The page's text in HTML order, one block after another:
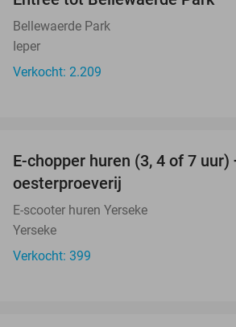
Bellewaerde Park
Ieper
Verkocht: 2.209
E-chopper huren (3, 4 of 7 uur)
oesterproeverij
E-scooter huren Yerseke
Yerseke
Verkocht: 399